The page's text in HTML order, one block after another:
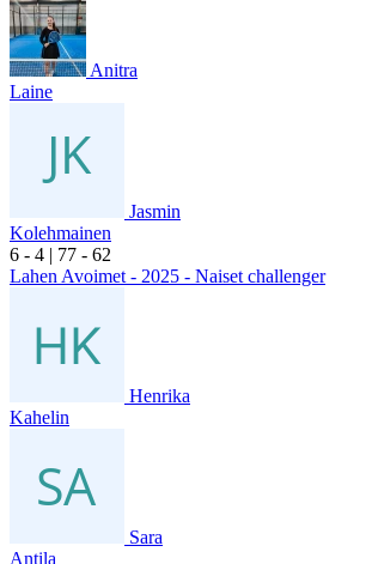
Anitra
Laine
Jasmin
Kolehmainen
6 - 4 | 77 - 62
Lahen Avoimet - 2025 - Naiset challenger
Henrika
Kahelin
Sara
Antila